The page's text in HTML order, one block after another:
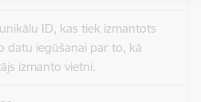
ID, kas tiek izmantots
datu iegūšanai par to, kā
izmanto vietni.